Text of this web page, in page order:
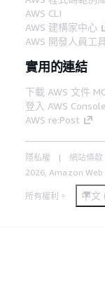
AWS CLI
AWS 建構家中心
AWS 開發人員工
實用的連結
下載 AWS 文件
登入 AWS Console
AWS re:Post
隱私權 網站條款
2026, Amazon Web
所有權利。 中文